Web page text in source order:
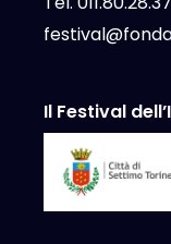
Il Festival